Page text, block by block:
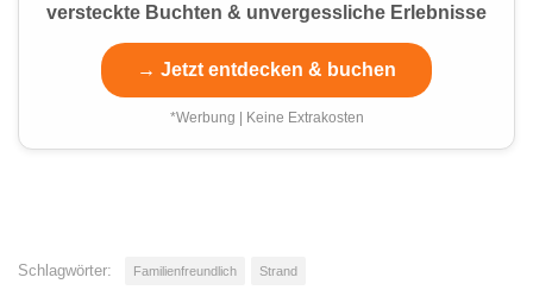
versteckte Buchten & unvergessliche Erlebnisse
→ Jetzt entdecken & buchen
*Werbung | Keine Extrakosten
Schlagwörter: Familienfreundlich Strand